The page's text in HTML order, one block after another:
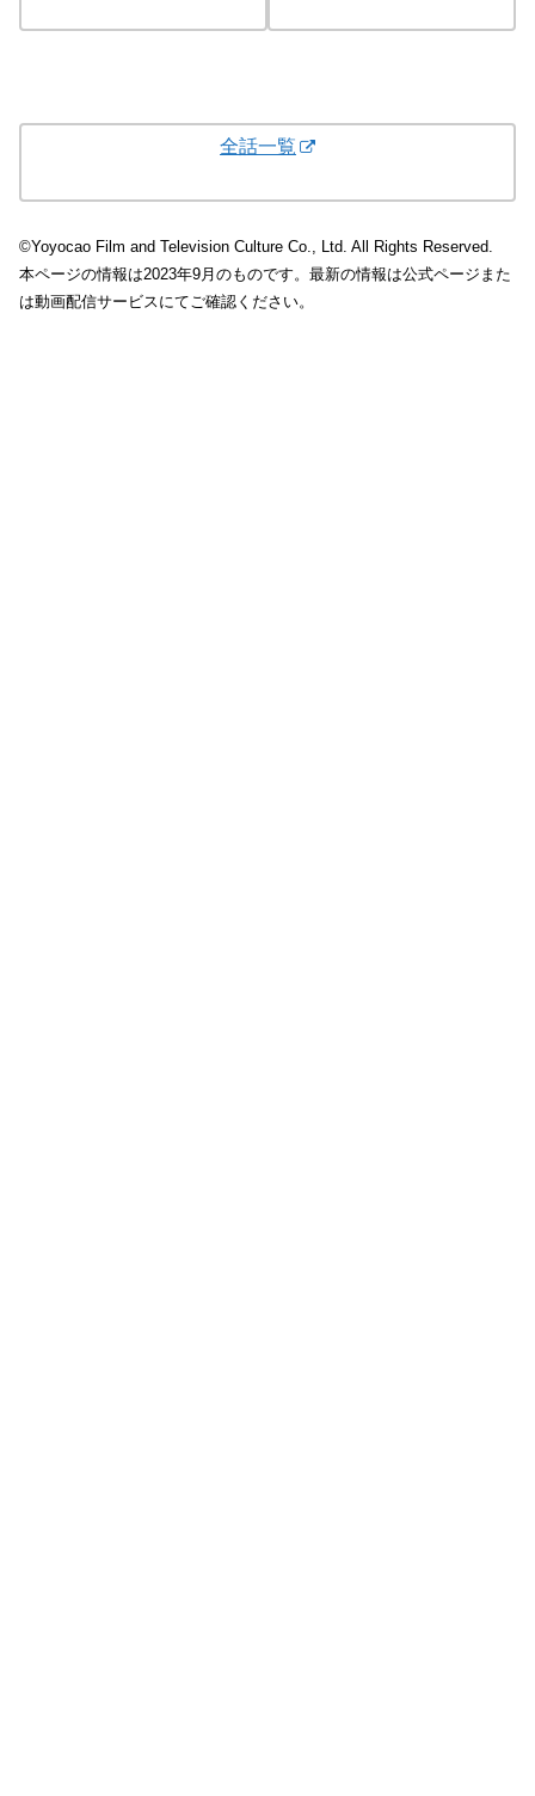
全話一覧
©Yoyocao Film and Television Culture Co., Ltd. All Rights Reserved.
本ページの情報は2023年9月のものです。最新の情報は公式ページまた
は動画配信サービスにてご確認ください。